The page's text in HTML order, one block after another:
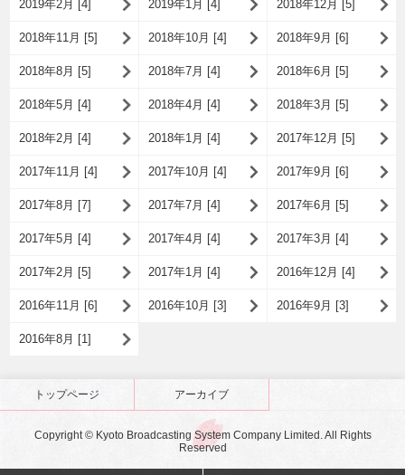
2019年2月 [4] 2019年1月 [4] 2018年12月 [5]
2018年11月 [5] 2018年10月 [4] 2018年9月 [6]
2018年8月 [5] 2018年7月 [4] 2018年6月 [5]
2018年5月 [4] 2018年4月 [4] 2018年3月 [5]
2018年2月 [4] 2018年1月 [4] 2017年12月 [5]
2017年11月 [4] 2017年10月 [4] 2017年9月 [6]
2017年8月 [7] 2017年7月 [4] 2017年6月 [5]
2017年5月 [4] 2017年4月 [4] 2017年3月 [4]
2017年2月 [5] 2017年1月 [4] 2016年12月 [4]
2016年11月 [6] 2016年10月 [3] 2016年9月 [3]
2016年8月 [1]
トップページ アーカイブ
Copyright © Kyoto Broadcasting System Company Limited. All Rights
Reserved